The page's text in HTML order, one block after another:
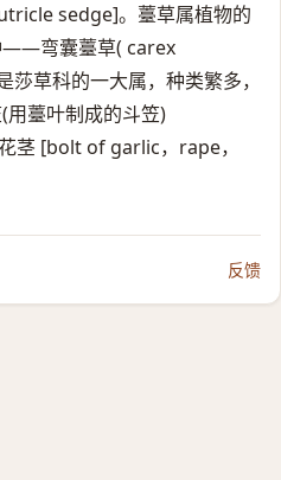
sedge]。薹草属植物的
——弯囊薹草( carex
草科的一大属，种类繁多，
用薹叶制成的斗笠)
茎 [bolt of garlic，rape，
反馈